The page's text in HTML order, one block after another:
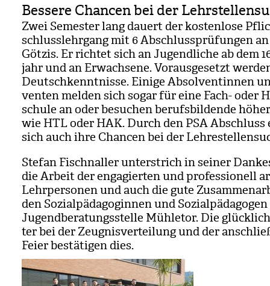
Bessere Chancen bei der
Zwei Semes­ter lang dau­ert der kos­ten­lose
schluss­lehr­gang mit 6 Abschluss­prü­fun­gen an
Göt­zis. Er rich­tet sich an Jugend­li­che ab dem
jahr und an Erwach­sene. Vor­aus­ge­setzt
Deutsch­kennt­nisse. Einige Absol­ven­tin­nen
ven­ten mel­den sich sogar für eine Fach- oder
schule an oder besu­chen berufs­bil­dende
wie HTL oder HAK. Durch den PSA Abschluss
sich auch ihre Chan­cen bei der
Ste­fan Fischnal­ler unter­strich in sei­ner
die Arbeit der enga­gier­ten und pro­fes­sio­nell
Lehr­per­so­nen und auch die gute
den Sozi­al­päd­ago­gin­nen und
Jugend­be­ra­tungs­stelle Mühle­tor. Die
ter bei der Zeug­nis­ver­tei­lung und der
Feier bestä­ti­gen dies.